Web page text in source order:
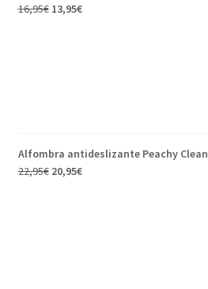
16,95€ 13,95€
Alfombra antideslizante Peachy Clean
22,95€ 20,95€